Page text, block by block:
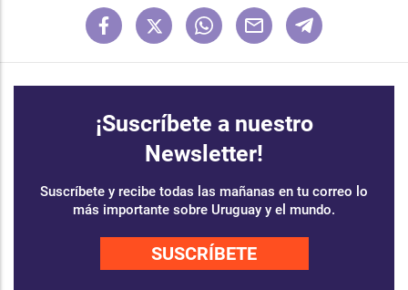
¡Suscríbete a nuestro
Newsletter!
Suscríbete y recibe todas las mañanas en tu correo lo
más importante sobre Uruguay y el mundo.
SUSCRÍBETE